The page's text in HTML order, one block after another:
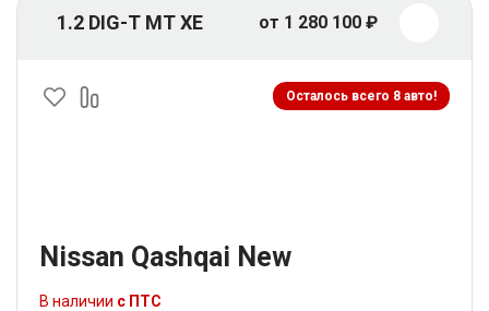
1.2 DIG-T MT XE от 1 280 100 ₽
Осталось всего 8 авто!
Nissan Qashqai New
В наличии с ПТС